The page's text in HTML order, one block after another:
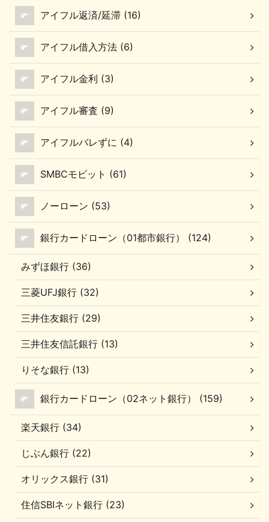
アイフル返済/延滞 (16)
アイフル借入方法 (6)
アイフル金利 (3)
アイフル審査 (9)
アイフルバレずに (4)
SMBCモビット (61)
ノーローン (53)
銀行カードローン（01都市銀行） (124)
みずほ銀行 (36)
三菱UFJ銀行 (32)
三井住友銀行 (29)
三井住友信託銀行 (13)
りそな銀行 (13)
銀行カードローン（02ネット銀行） (159)
楽天銀行 (34)
じぶん銀行 (22)
オリックス銀行 (31)
住信SBIネット銀行 (23)